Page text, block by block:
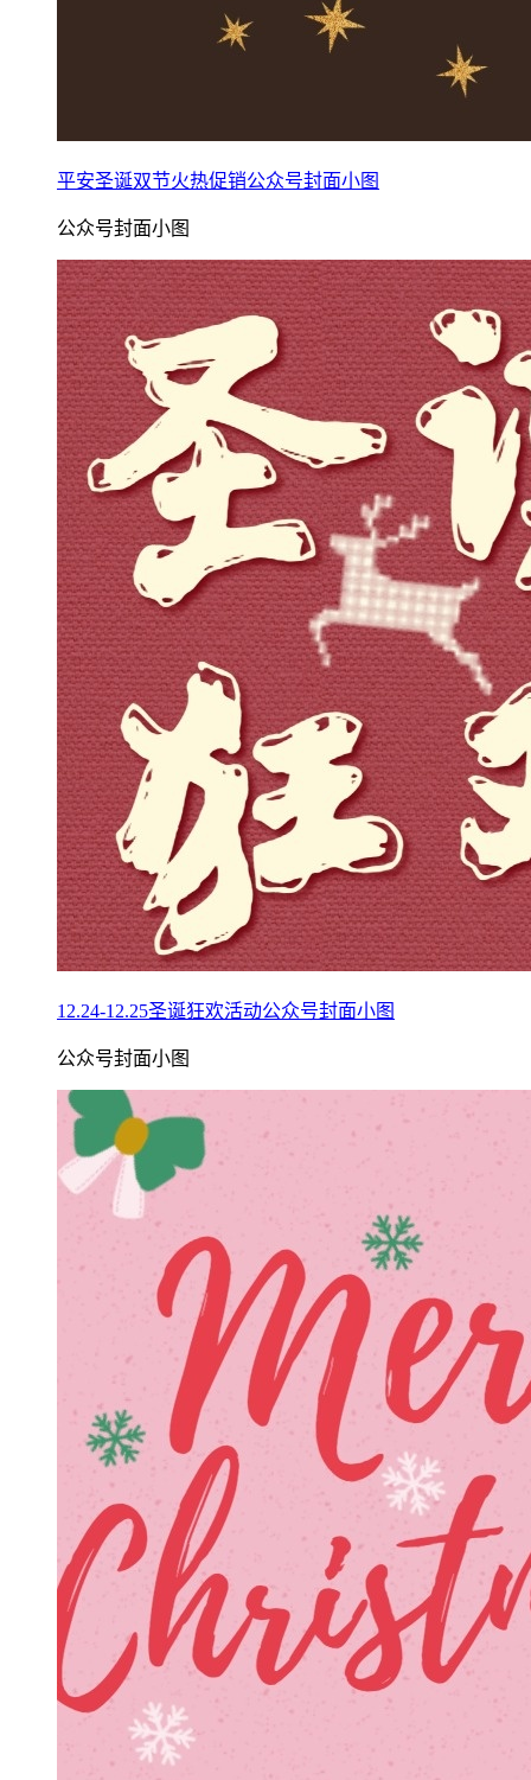
平安圣诞双节火热促销公众号封面小图
公众号封面小图
12.24-12.25圣诞狂欢活动公众号封面小图
公众号封面小图